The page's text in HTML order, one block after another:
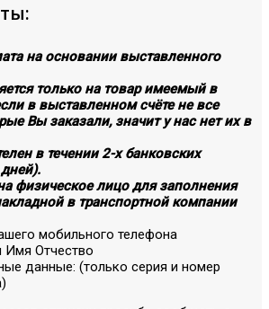
на основании выставленного
только на товар имеемый в
в выставленном счёте не все
Вы заказали, значит у нас нет их в
в течении 2-х банковских
физическое лицо для заполнения
в транспортной компании
мобильного телефона
Отчество
данные: (только серия и номер